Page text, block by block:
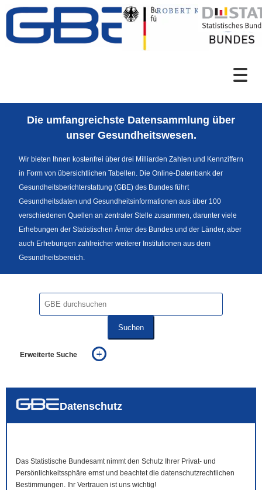
Zum Inhalt
Sprachumschaltung
Die umfangreichste Datensammlung über
unser Gesundheitswesen.
Wir bieten Ihnen kostenfrei über drei Milliarden Zahlen und Kennziffern
in Form von übersichtlichen Tabellen. Die Online-Datenbank der
Gesundheitsberichterstattung (GBE) des Bundes führt
Gesundheitsdaten und Gesundheitsinformationen aus über 100
verschiedenen Quellen an zentraler Stelle zusammen, darunter viele
Erhebungen der Statistischen Ämter des Bundes und der Länder, aber
auch Erhebungen zahlreicher weiterer Institutionen aus dem
Gesundheitsbereich.
Suchen
Erweiterte Suche
auch in allen Texten suchen (Volltextsuche)
Datenschutz
Das Statistische Bundesamt nimmt den Schutz Ihrer Privat- und
Persönlichkeitssphäre ernst und beachtet die datenschutzrechtlichen
Bestimmungen. Ihr Vertrauen ist uns wichtig!